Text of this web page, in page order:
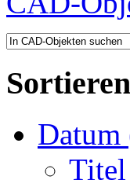
Datum